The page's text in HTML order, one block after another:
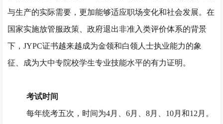
与生产的实际需要，更加能够适应职场变化和社会发展。在
国家实施放管服政策、政府退出非准入类评价体系的背景
下，JYPC证书越来越成为金领和白领人士执业能力的象
征、成为大中专院校学生专业技能水平的有力证明。
考试时间
每年统考五次，时间为4月、6月、8月、10月和12月。